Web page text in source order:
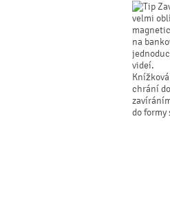
velmi
na
videí.
chrání
do